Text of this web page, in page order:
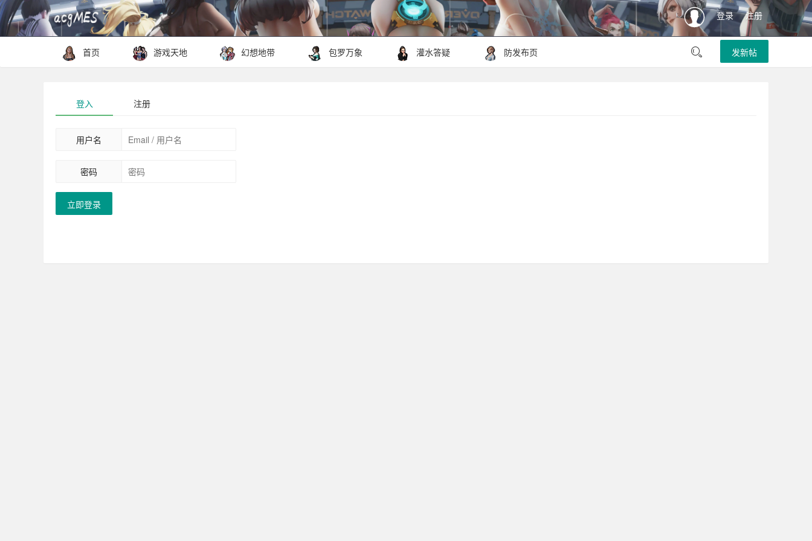
登录 注册
首页 游戏天地 幻想地带 包罗万象 灌水答疑 防发布页 发新帖
登入 注册
用户名
密码
立即登录